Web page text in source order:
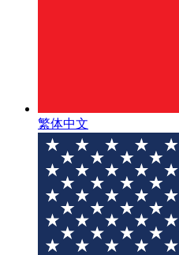
繁体中文